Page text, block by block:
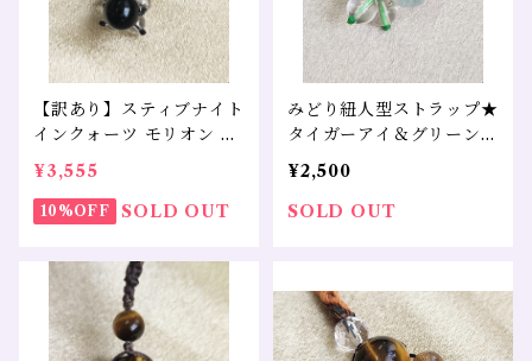
【訳あり】スティブナイト
インクォーツ モリオン 水
晶
¥3,555
10%OFF SOLD OUT
みどり紐人型ストラップ★
タイガーアイ＆グリーンフ
ァントム＆水晶
¥2,500
SOLD OUT